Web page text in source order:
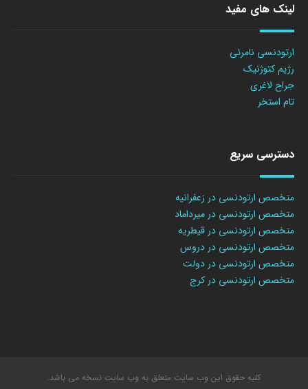
لینک های مفید
ارتودنسی نامرئی
رژیم کتوژنیک
جراح لاغری
تام استخر
دسترسی سریع
متخصص ارتودنسی در زعفرانیه
متخصص ارتودنسی در میرداماد
متخصص ارتودنسی در قیطریه
متخصص ارتودنسی در دروس
متخصص ارتودنسی در دولت
متخصص ارتودنسی در کرج
کلیه حقوق این وب سایت متعلق به وب سایت نسخه می باشد.